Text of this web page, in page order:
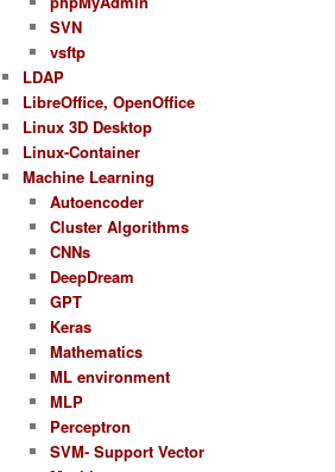
SVN
vsftp
LDAP
LibreOffice, OpenOffice
Linux 3D Desktop
Linux-Container
Machine Learning
Autoencoder
Cluster Algorithms
CNNs
DeepDream
GPT
Keras
Mathematics
ML environment
MLP
Perceptron
SVM- Support Vector